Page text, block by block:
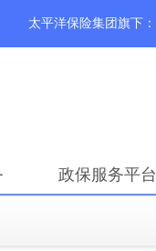
太平洋保险集团旗下：
政保服务平台